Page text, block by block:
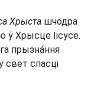
Хрыста шчодра
ў Хрысце Іісусе.
прызна́ння
свет спасці